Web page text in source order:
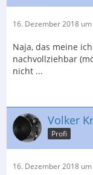
16. Dezember 2018
Naja, das meine
nachvollziehbar
nicht ...
Volker
Profi
16. Dezember 2018